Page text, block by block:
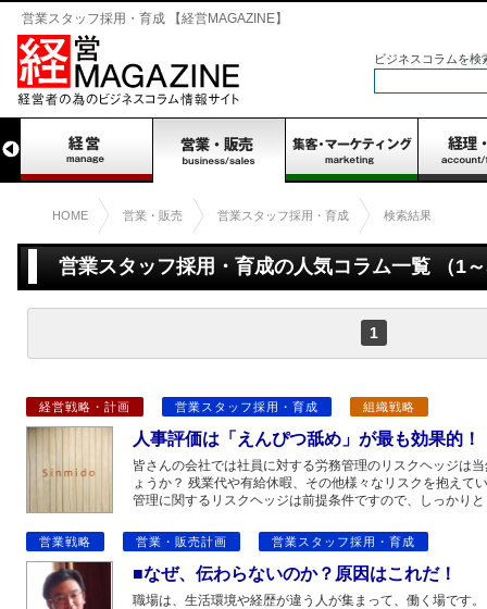
営業スタッフ採用・育成 【経営MAGAZINE】
ビジネスコラムを検
HOME 営業・販売 営業スタッフ採用・育成 検索結果
営業スタッフ採用・育成の人気コラム一覧 （1
1
経営戦略・計画 営業スタッフ採用・育成 組織戦略
人事評価は「えんぴつ舐め」が最も効果的！
皆さんの会社では社員に対する労務管理のリスクヘッジは
ょうか？ 残業代や有給休暇、その他様々なリスクを抱えて
管理に関するリスクヘッジは前提条件ですので、しっかり
営業戦略 営業・販売計画 営業スタッフ採用・育成
■なぜ、伝わらないのか？原因はこれだ！
職場は、生活環境や経歴が違う人が集まって、働く場です